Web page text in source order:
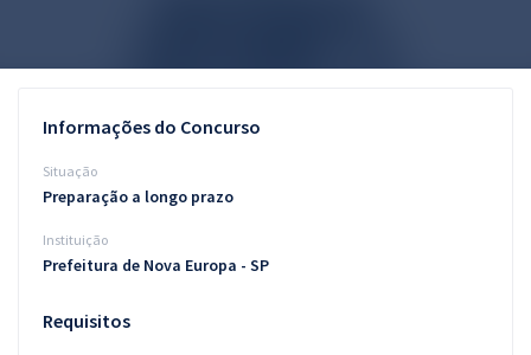
Conteúdo gratuito
Blog
Informações do Concurso
Situação
Preparação a longo prazo
Instituição
Prefeitura de Nova Europa - SP
Requisitos